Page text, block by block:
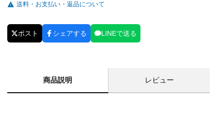
送料・お支払い・返品について
ポスト シェアする LINEで送る
商品説明 レビュー